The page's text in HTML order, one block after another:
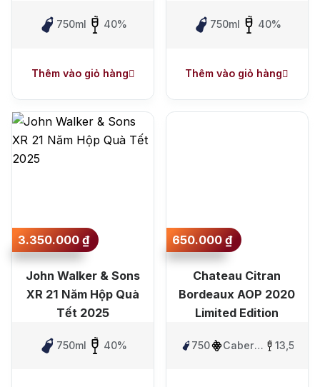
750ml 40%
Thêm vào giỏ hàng
750ml 40%
Thêm vào giỏ hàng
3.350.000₫
John Walker & Sons
XR 21 Năm Hộp Quà
Tết 2025
750ml 40%
650.000₫
Chateau Citran
Bordeaux AOP 2020
Limited Edition
750mlCabernet 13,5%